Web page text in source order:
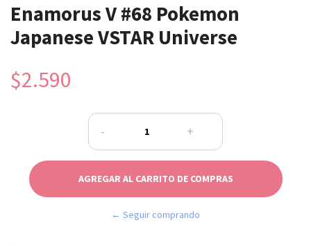
Enamorus V #68 Pokemon
Japanese VSTAR Universe
$2.590
- +
← Seguir comprando